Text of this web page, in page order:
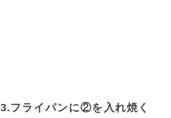
3.フライパンに②を入れ焼く